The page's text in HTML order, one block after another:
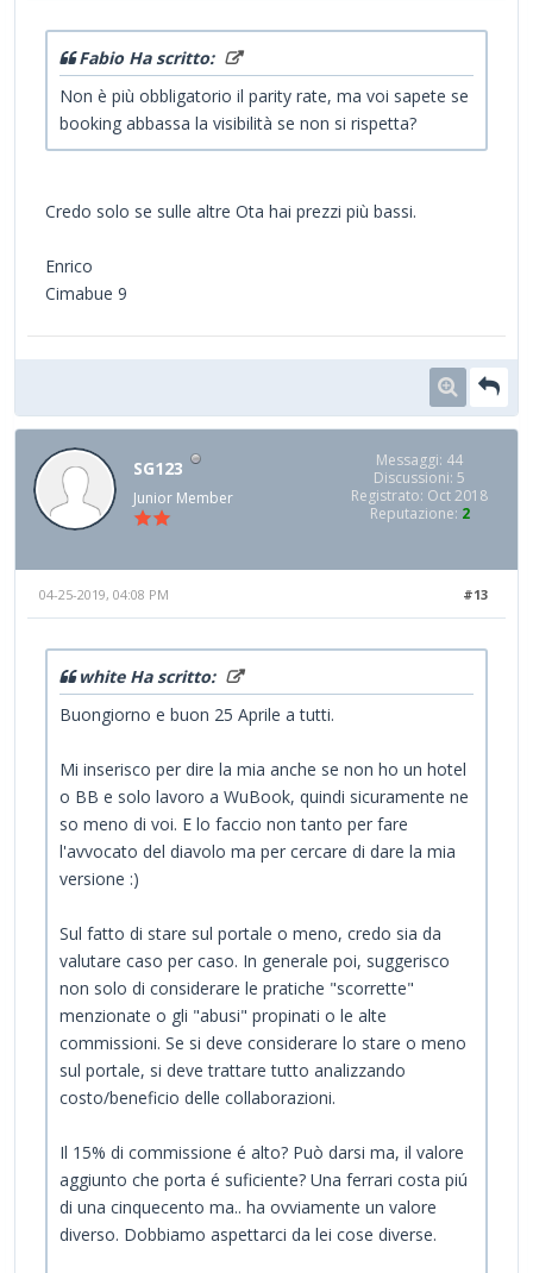
Fabio Ha scritto:
Non è più obbligatorio il parity rate, ma voi sapete se
booking abbassa la visibilità se non si rispetta?
Credo solo se sulle altre Ota hai prezzi più bassi.
Enrico
Cimabue 9
SG123
Junior Member
Messaggi: 44
Discussioni: 5
Registrato: Oct 2018
Reputazione: 2
#13
04-25-2019, 04:08 PM
white Ha scritto:
Buongiorno e buon 25 Aprile a tutti.
Mi inserisco per dire la mia anche se non ho un hotel
o BB e solo lavoro a WuBook, quindi sicuramente ne
so meno di voi. E lo faccio non tanto per fare
l'avvocato del diavolo ma per cercare di dare la mia
versione :)
Sul fatto di stare sul portale o meno, credo sia da
valutare caso per caso. In generale poi, suggerisco
non solo di considerare le pratiche "scorrette"
menzionate o gli "abusi" propinati o le alte
commissioni. Se si deve considerare lo stare o meno
sul portale, si deve trattare tutto analizzando
costo/beneficio delle collaborazioni.
Il 15% di commissione é alto? Può darsi ma, il valore
aggiunto che porta é suficiente? Una ferrari costa piú
di una cinquecento ma.. ha ovviamente un valore
diverso. Dobbiamo aspettarci da lei cose diverse.